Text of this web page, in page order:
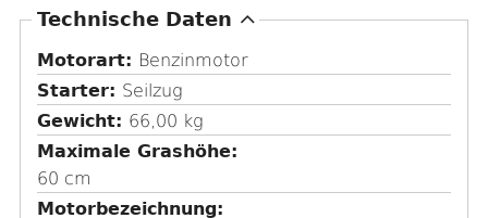
A
u
s
b
l
e
n
Technische Daten
Motorart: Benzinmotor
Starter: Seilzug
Gewicht: 66,00 kg
Maximale Grashöhe
60 cm
Motorbezeichnung